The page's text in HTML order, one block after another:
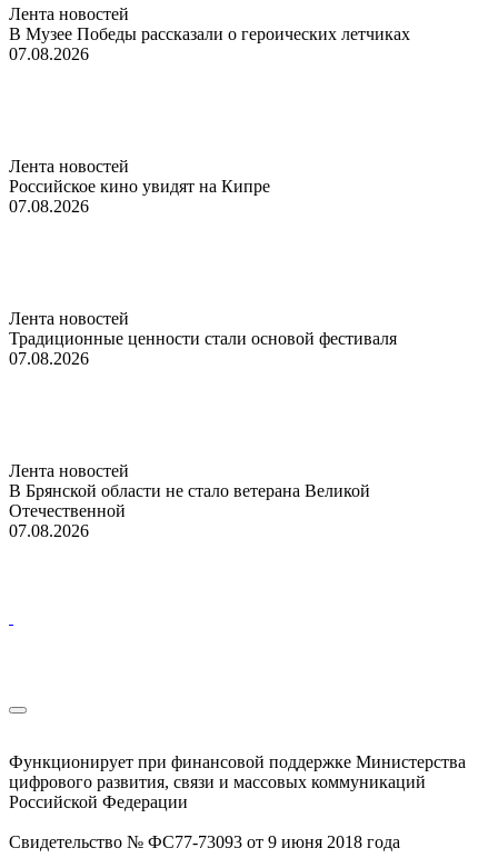
Лента новостей
В Музее Победы рассказали о героических летчиках
07.08.2026
Лента новостей
Российское кино увидят на Кипре
07.08.2026
Лента новостей
Традиционные ценности стали основой фестиваля
07.08.2026
Лента новостей
В Брянской области не стало ветерана Великой
Отечественной
07.08.2026
Функционирует при финансовой поддержке Министерства
цифрового развития, связи и массовых коммуникаций
Российской Федерации
Свидетельство № ФС77-73093 от 9 июня 2018 года